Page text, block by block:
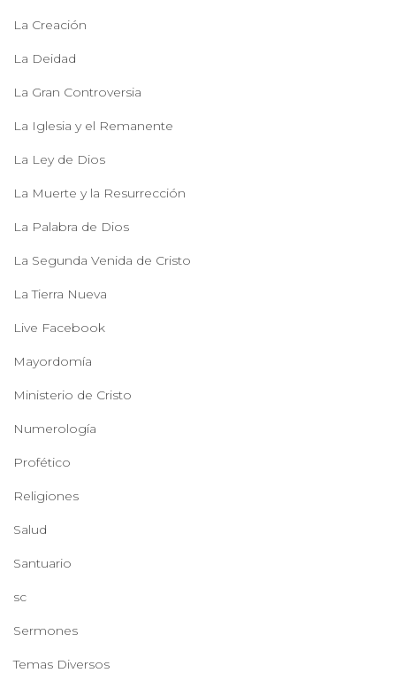
La Creación
La Deidad
La Gran Controversia
La Iglesia y el Remanente
La Ley de Dios
La Muerte y la Resurrección
La Palabra de Dios
La Segunda Venida de Cristo
La Tierra Nueva
Live Facebook
Mayordomía
Ministerio de Cristo
Numerología
Profético
Religiones
Salud
Santuario
sc
Sermones
Temas Diversos